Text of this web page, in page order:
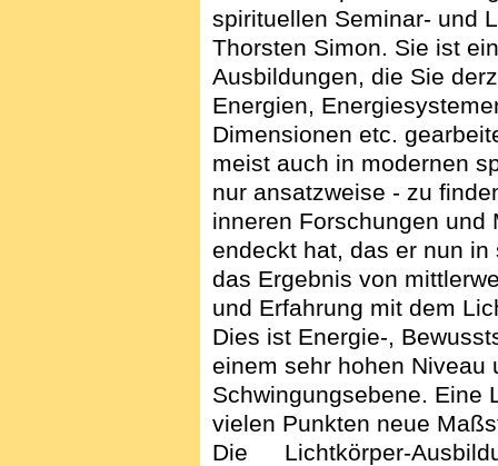
spirituellen Seminar- und
Thorsten Simon. Sie ist
Ausbildungen, die Sie
Energien,
Dimensionen etc.
meist auch in modernen
nur ansatzweise - zu
inneren Forschungen
endeckt hat, das er nun
das Ergebnis von
und Erfahrung mit dem
Dies ist Energie-,
einem sehr hohen Niveau
Schwingungsebene. Eine
vielen Punkten neue
Die Lichtkörper-